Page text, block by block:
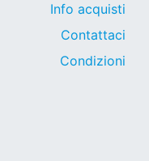
Info acquisti
Contattaci
Condizioni